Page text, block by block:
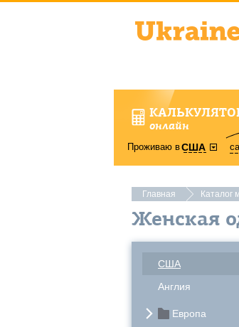
онлайн
Проживаю вСША
Главная Каталог
Женская
США
Англия
Европа